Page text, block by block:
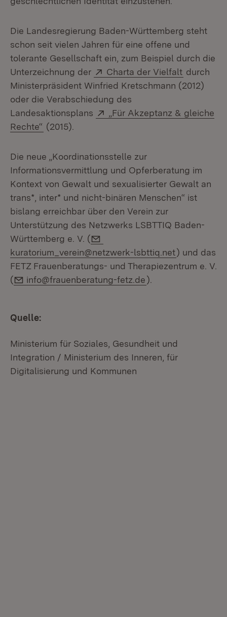
Die Landesregierung Baden-Württemberg steht
schon seit vielen Jahren für eine offene und
tolerante Gesellschaft ein, zum Beispiel durch die
Unterzeichnung der
Extern:
Charta der Vielfalt (Öffnet in
durch
Ministerpräsident Winfried Kretschmann (2012)
oder die Verabschiedung des
Landesaktionsplans
Extern:
„Für Akzeptanz & gleiche
Rechte“ (Öffnet in neuem Fenster)
(2015).
Die neue „Koordinationsstelle zur
Informationsvermittlung und Opferberatung im
Kontext von Gewalt und sexualisierter Gewalt an
trans*, inter* und nicht-binären Menschen“ ist
bislang erreichbar über den Verein zur
Unterstützung des Netzwerks LSBTTIQ Baden-
Württemberg e. V. (
kuratorium_verein@netzwerk-lsbttiq.net) und das
FETZ Frauenberatungs- und Therapiezentrum e. V.
(
E-Mail:
info@frauenberatung-fetz.de).
Quelle:
Ministerium für Soziales, Gesundheit und
Integration / Ministerium des Inneren, für
Digitalisierung und Kommunen